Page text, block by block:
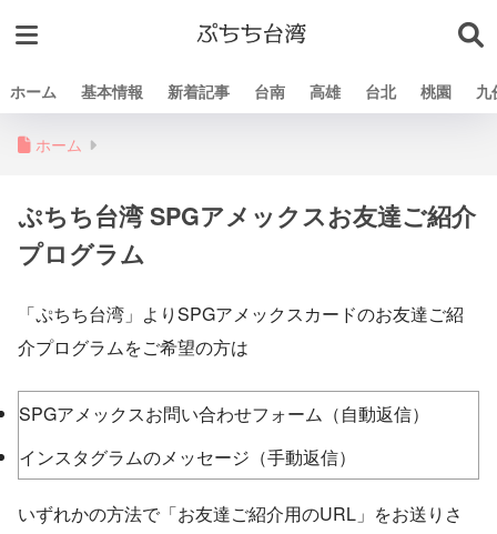
ホーム 基本情報 新着記事 台南 高雄 台北 桃園 九
ホーム
ぷちち台湾 SPGアメックスお友達ご紹介
プログラム
「ぷちち台湾」よりSPGアメックスカードのお友達ご紹
介プログラムをご希望の方は
SPGアメックスお問い合わせフォーム（自動返信）
インスタグラムのメッセージ（手動返信）
いずれかの方法で「お友達ご紹介用のURL」をお送りさ